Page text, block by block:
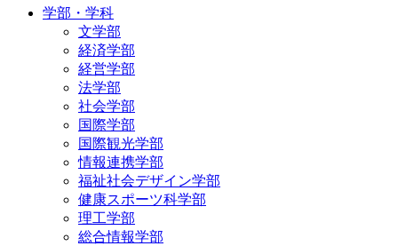
学部・学科
文学部
経済学部
経営学部
法学部
社会学部
国際学部
国際観光学部
情報連携学部
福祉社会デザイン学部
健康スポーツ科学部
理工学部
総合情報学部